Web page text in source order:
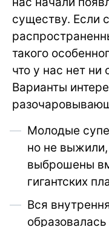
существу. Если
такого
что у нас нет ни
Варианты
Молодые
но не
выброшены
гигантских
Вся